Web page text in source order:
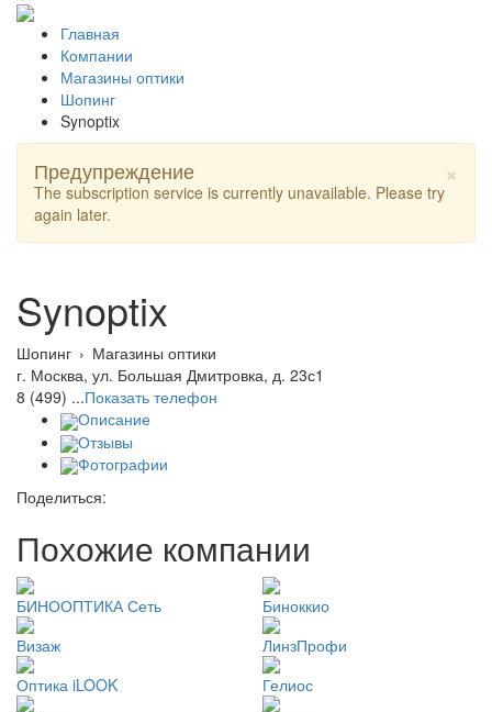
Главная
Компании
Магазины оптики
Шопинг
Synoptix
×
Предупреждение
The subscription service is currently unavailable. Please try
again later.
Synoptix
Шопинг › Магазины оптики
г. Москва, ул. Большая Дмитровка, д. 23с1
8 (499) ...Показать телефон
Описание
Отзывы
Фотографии
Поделиться:
Похожие компании
БИНООПТИКА Сеть
Биноккио
Визаж
ЛинзПрофи
Оптика iLOOK
Гелиос